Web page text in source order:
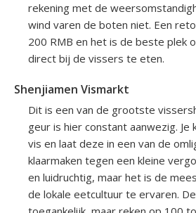
rekening met de
wind varen de boten niet. Een
200 RMB en het is de beste plek
direct bij de vissers te eten.
Shenjiamen Vismarkt
Dit is een van de grootste
geur is hier constant aanwezig.
vis en laat deze in een van de
klaarmaken tegen een kleine
en luidruchtig, maar het is de
de lokale eetcultuur te ervaren.